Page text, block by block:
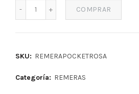
COMPRAR
SKU: REMERAPOCKETROSA
Categoría: REMERAS